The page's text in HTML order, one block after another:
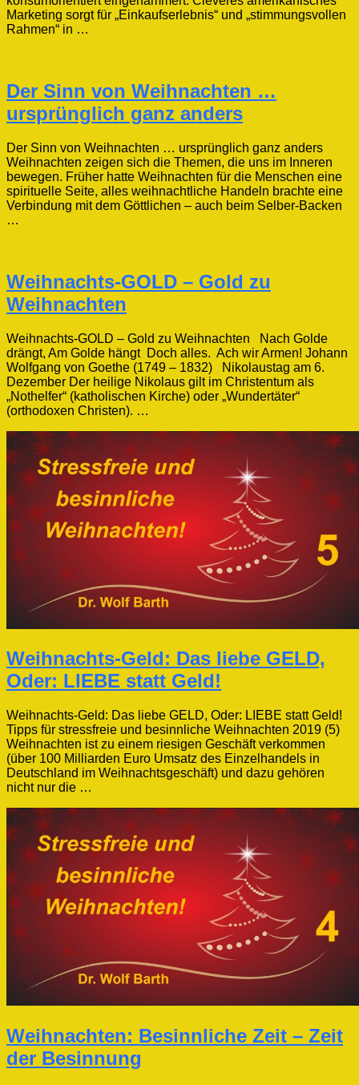
Marketing sorgt für „Einkaufserlebnis“ und „stimmungsvollen
Rahmen“ in …
Der Sinn von Weihnachten …
ursprünglich ganz anders
Der Sinn von Weihnachten … ursprünglich ganz anders
Weihnachten zeigen sich die Themen, die uns im Inneren
bewegen. Früher hatte Weihnachten für die Menschen eine
spirituelle Seite, alles weihnachtliche Handeln brachte eine
Verbindung mit dem Göttlichen – auch beim Selber-Backen
…
Weihnachts-GOLD – Gold zu
Weihnachten
Weihnachts-GOLD – Gold zu Weihnachten Nach Golde
drängt, Am Golde hängt Doch alles. Ach wir Armen! Johann
Wolfgang von Goethe (1749 – 1832) Nikolaustag am 6.
Dezember Der heilige Nikolaus gilt im Christentum als
„Nothelfer“ (katholischen Kirche) oder „Wundertäter“
(orthodoxen Christen). …
Weihnachts-Geld: Das liebe GELD,
Oder: LIEBE statt Geld!
Weihnachts-Geld: Das liebe GELD, Oder: LIEBE statt Geld!
Tipps für stressfreie und besinnliche Weihnachten 2019 (5)
Weihnachten ist zu einem riesigen Geschäft verkommen
(über 100 Milliarden Euro Umsatz des Einzelhandels in
Deutschland im Weihnachtsgeschäft) und dazu gehören
nicht nur die …
Weihnachten: Besinnliche Zeit – Zeit
der Besinnung